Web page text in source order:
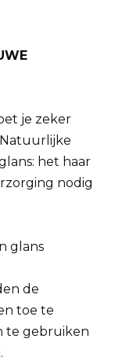
je zeker
het haar
nodig
glans
de
toe te
te gebruiken